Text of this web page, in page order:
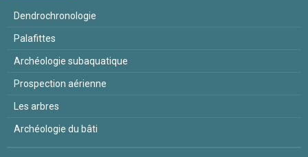
Dendrochronologie
Palafittes
Archéologie subaquatique
Prospection aérienne
Les arbres
Archéologie du bâti